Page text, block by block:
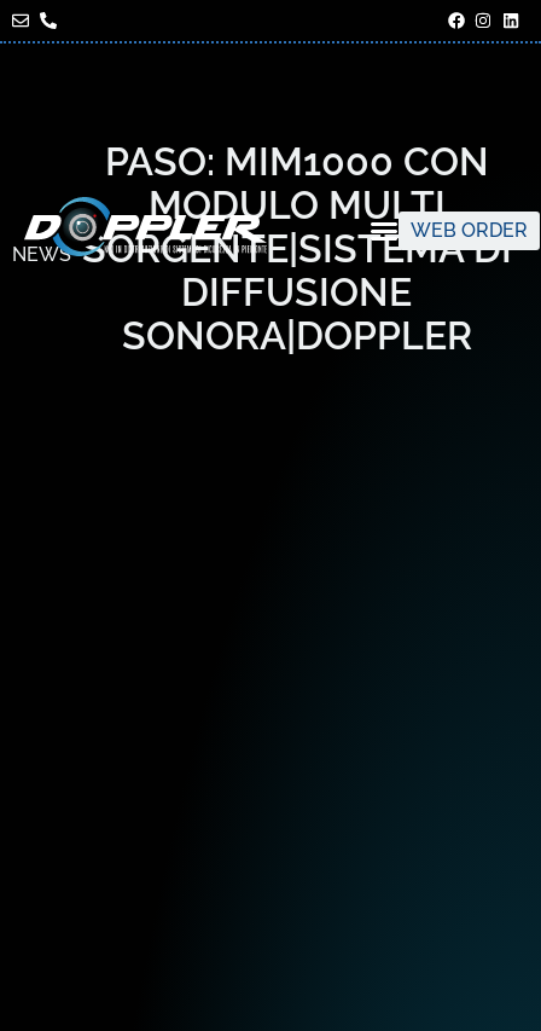
WEB ORDER
NEWS
PASO: MIM1000 CON
MODULO MULTI
SORGENTE|SISTEMA DI
DIFFUSIONE
SONORA|DOPPLER